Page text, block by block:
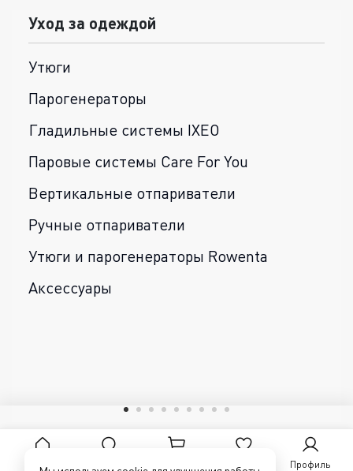
Уход за одеждой
Утюги
Парогенераторы
Гладильные системы IXEO
Паровые системы Care For You
Вертикальные отпариватели
Ручные отпариватели
Утюги и парогенераторы Rowenta
Аксессуары
Главная Избранное Профиль